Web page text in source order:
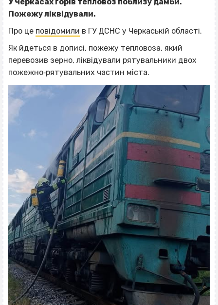
У Черкасах горів тепловоз поблизу дамби.
Пожежу ліквідували.
Про це повідомили в ГУ ДСНС у Черкаській області.
Як йдеться в дописі, пожежу тепловоза, який
перевозив зерно, ліквідували рятувальники двох
пожежно‐рятувальних частин міста.